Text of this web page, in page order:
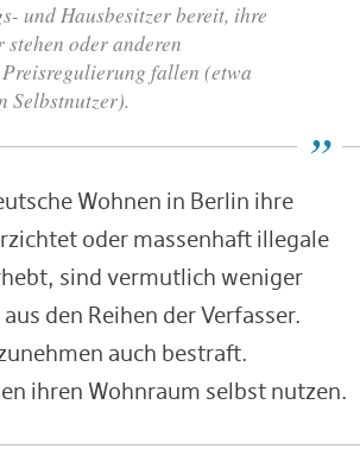
und Hausbesitzer bereit, ihre
oder anderen
fallen (etwa
Selbstnutzer).
Wohnen in Berlin ihre
oder massenhaft illegale
sind vermutlich weniger
den Reihen der Verfasser.
auch bestraft.
ihren Wohnraum selbst nutzen.